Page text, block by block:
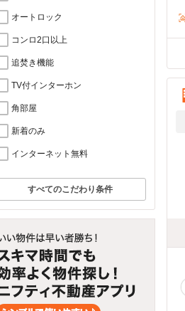
オートロック
コンロ2口以上
追焚き機能
TV付インターホン
角部屋
新着のみ
インターネット無料
すべてのこだわり条件